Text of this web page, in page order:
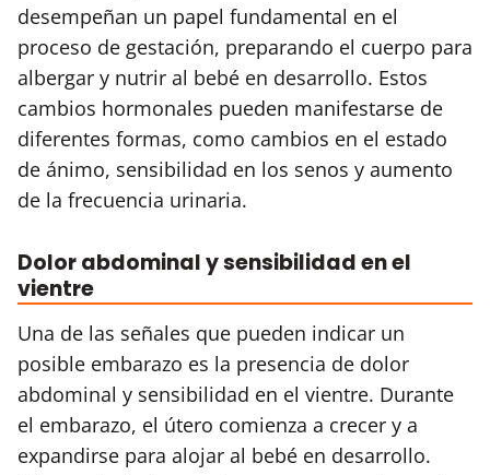
desempeñan un papel fundamental en el
proceso de gestación, preparando el cuerpo para
albergar y nutrir al bebé en desarrollo. Estos
cambios hormonales pueden manifestarse de
diferentes formas, como cambios en el estado
de ánimo, sensibilidad en los senos y aumento
de la frecuencia urinaria.
Dolor abdominal y sensibilidad en el
vientre
Una de las señales que pueden indicar un
posible embarazo es la presencia de dolor
abdominal y sensibilidad en el vientre. Durante
el embarazo, el útero comienza a crecer y a
expandirse para alojar al bebé en desarrollo.